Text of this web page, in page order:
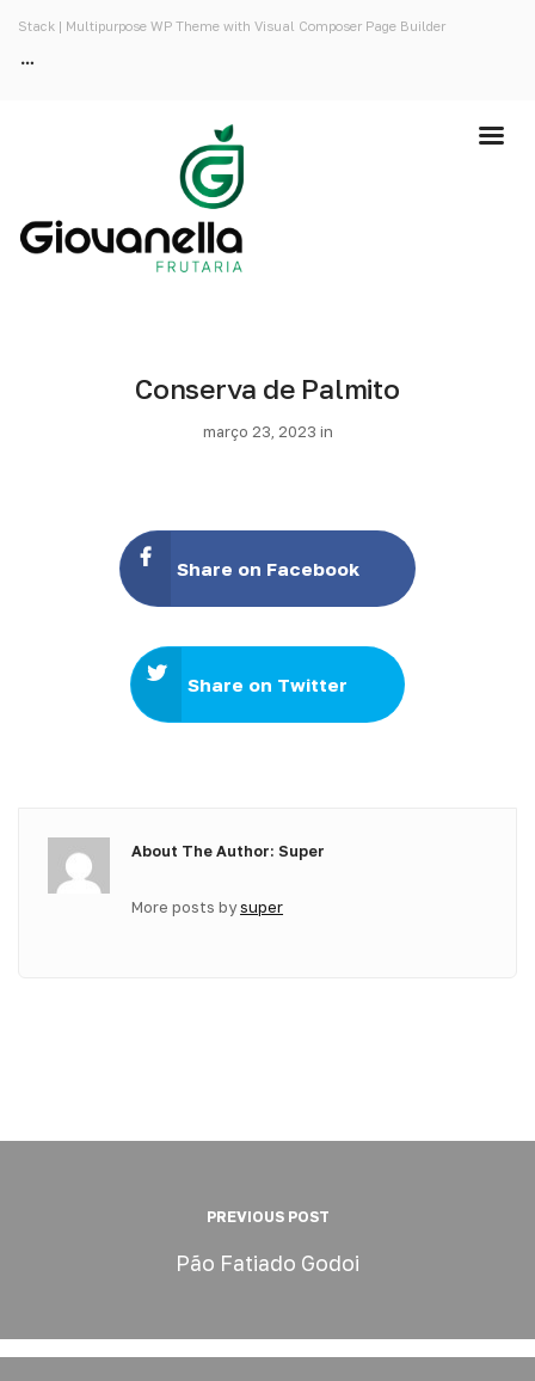
Stack | Multipurpose WP Theme with Visual Composer Page Builder
Conserva de Palmito
março 23, 2023 in
Share on Facebook
Share on Twitter
About The Author: Super
More posts bysuper
PREVIOUS POST
Pão Fatiado Godoi